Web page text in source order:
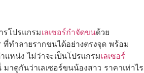
รโปรแกรมเลเซอร์กำจัดขนด้วย
ที่ทำลายรากขนได้อย่างตรงจุด พร้อม
หน่ง ไม่ว่าจะเป็นโปรแกรมเลเซอร์
าดูกันว่าเลเซอร์ขนน้องสาว ราคาเท่าไร